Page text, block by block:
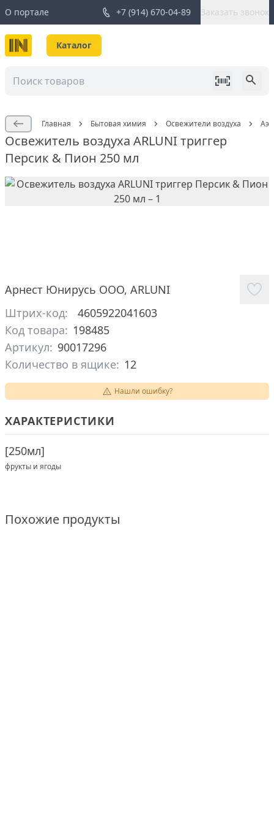
О портале +7 (914) 670-04-89 Заказать звонок
Каталог
Главная Бытовая химия Освежители воздуха
Освежитель воздуха ARLUNI триггер
Персик & Пион 250 мл
Арнест Юнирусь ООО, ARLUNI
Штрих-код:
4605922041603
Код товара: 198485
Артикул: 90017296
Количество в ящике: 12
Нашли ошибку?
ХАРАКТЕРИСТИКИ
[250мл]
фрукты и ягоды
Похожие продукты